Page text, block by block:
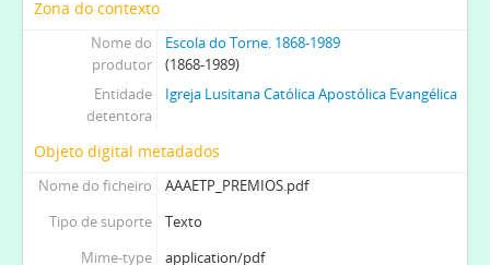
Zona do contexto
Nome do
produtor
Escola do Torne. 1868-1989
(1868-1989)
Entidade
detentora
Igreja Lusitana Católica Apostólica Evangélica
Objeto digital metadados
Nome do ficheiro
AAAETP_PREMIOS.pdf
Tipo de suporte
Texto
Mime-type
application/pdf